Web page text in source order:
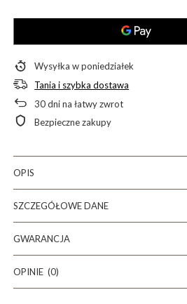
Wysyłkaw poniedziałek
Tania i szybka dostawa
30dni na łatwy zwrot
Bezpieczne zakupy
OPIS
SZCZEGÓŁOWE DANE
GWARANCJA
OPINIE (0)